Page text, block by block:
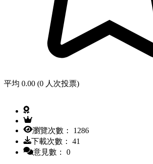
平均 0.00 (0 人次投票)
瀏覽次數： 1286
下載次數： 41
意見數： 0